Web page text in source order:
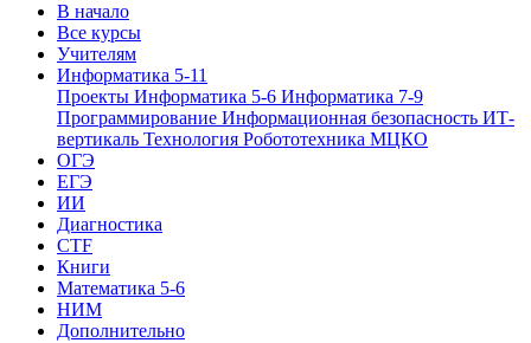
В начало
Все курсы
Учителям
Информатика 5-11
Проекты Информатика 5-6 Информатика 7-9
Программирование Информационная безопасность ИТ-
вертикаль Технология Робототехника МЦКО
ОГЭ
ЕГЭ
ИИ
Диагностика
CTF
Книги
Математика 5-6
НИМ
Дополнительно